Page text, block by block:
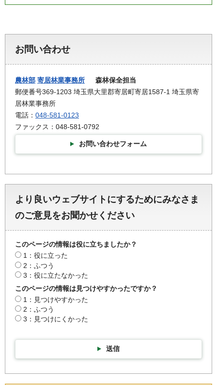
お問い合わせ
農林部 寄居林業事務所 森林保全担当
郵便番号369-1203 埼玉県大里郡寄居町寄居1587-1 埼玉県寄
居林業事務所
電話： 048-581-0123
ファックス：048-581-0792
お問い合わせフォーム
より良いウェブサイトにするためにみなさま
のご意見をお聞かせください
このページの情報は役に立ちましたか？
1：役に立った
2：ふつう
3：役に立たなかった
このページの情報は見つけやすかったですか？
1：見つけやすかった
2：ふつう
3：見つけにくかった
送信